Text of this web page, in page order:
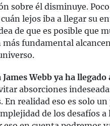
sobre él disminuye.
lejos iba a llegar su
de que es posible que
fundamental
Webb ya ha
absorciones
En realidad eso es solo un
de los desafíos a